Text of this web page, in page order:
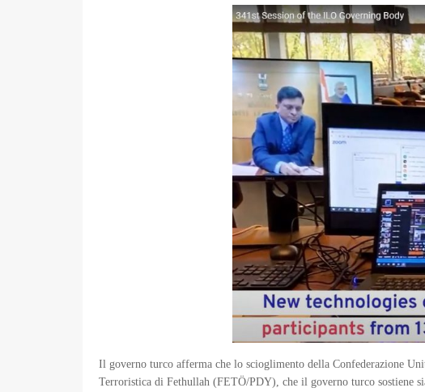
Il governo turco afferma che lo scioglimento della Confederazione
Terroristica di Fethullah (FETÖ/PDY), che il governo turco sostiene